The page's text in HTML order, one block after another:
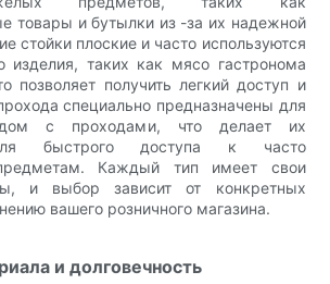
товары и бутылки из -за их надежной
стойки плоские и часто используются
изделия, таких как мясо гастронома
позволяет получить легкий доступ и
специально предназначены для
с проходами, что делает их
быстрого доступа к часто
Каждый тип имеет свои
и выбор зависит от конкретных
вашего розничного магазина.
и долговечность